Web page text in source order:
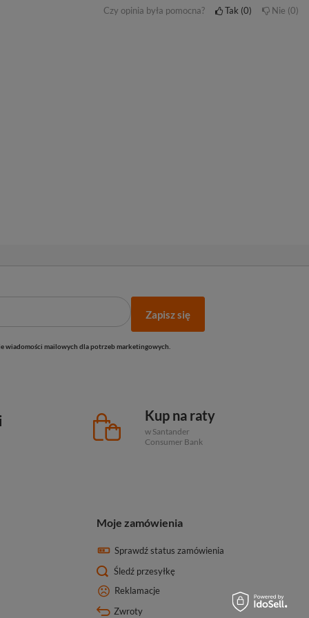
Czy opinia była pomocna? Tak 0 Nie 0
Zapisz się
wiadomości mailowych dla potrzeb marketingowych.
Kup na raty
w Santander
Consumer Bank
Moje zamówienia
Sprawdź status zamówienia
Śledź przesyłkę
Reklamacje
Zwroty